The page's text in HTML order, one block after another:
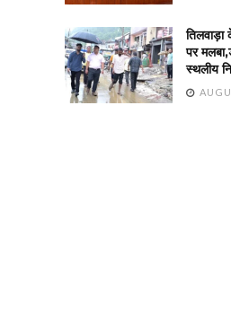
तिलवाड़ा
पर
स्थलीय